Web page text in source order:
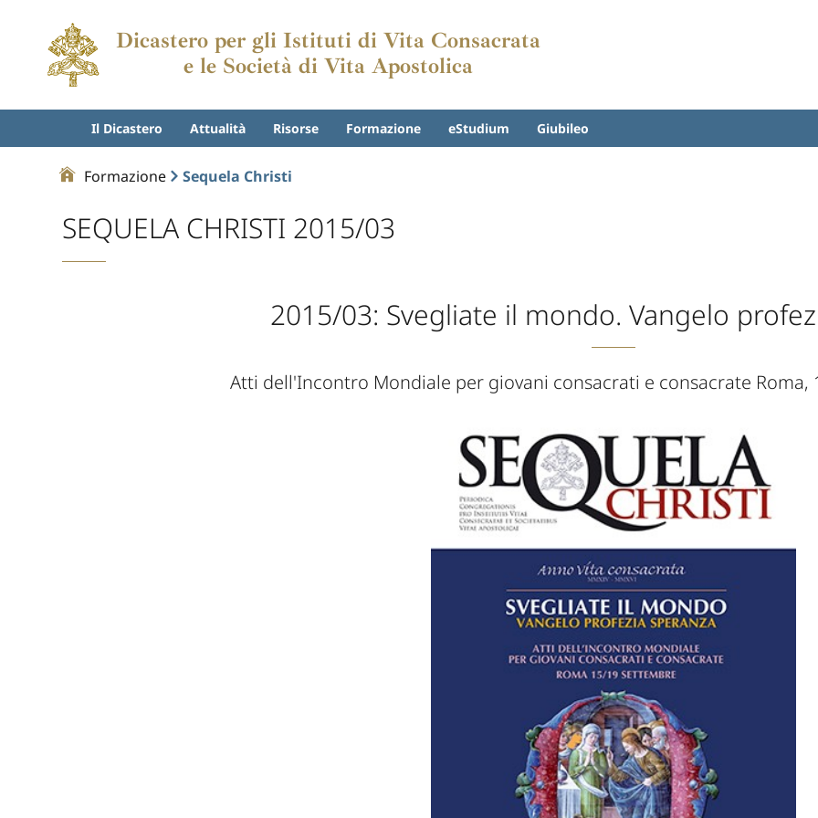
Dicastero per gli Istituti di Vita Consacrata
e le Società di Vita Apostolica
Il Dicastero Attualità Risorse Formazione eStudium Giubileo
Formazione Sequela Christi
SEQUELA CHRISTI 2015/03
2015/03: Svegliate il mondo. Vangelo
Atti dell'Incontro Mondiale per giovani consacrati e consacrate Roma,